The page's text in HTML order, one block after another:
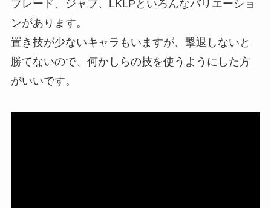
ブレード、ジャブ、LKLPといろんなバリエーショ
ンがあります。
置き技が少ないキャラもいますが、撃退しないと
勝てないので、何かしらの技を使うようにした方
がいいです。